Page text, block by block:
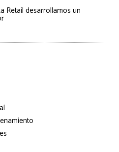
Retail desarrollamos un